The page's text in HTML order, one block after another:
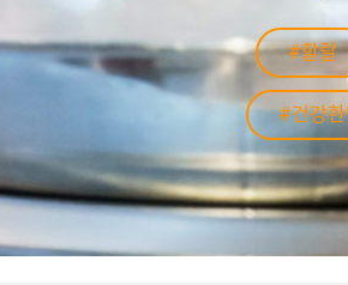
#할랄
#건강